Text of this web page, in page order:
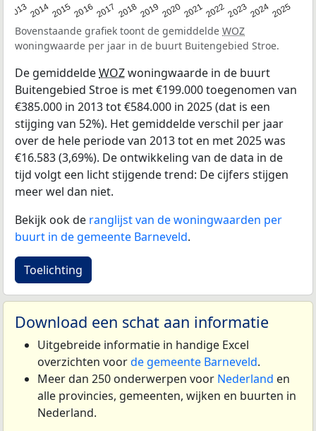
20132014201520162017 20182019 202020212022202320242025
Bovenstaande grafiek toont de gemiddelde WOZ
woningwaarde per jaar in de buurt Buitengebied Stroe.
De gemiddeldeWOZwoningwaarde in de buurt
Buitengebied Stroe is met €199.000 toegenomen van
€385.000 in 2013 tot €584.000 in 2025 (dat is een
stijging van 52%). Het gemiddelde verschil per jaar
over de hele periode van 2013 tot en met 2025 was
€16.583 (3,69%). De ontwikkeling van de data in de
tijd volgt een licht stijgende trend: De cijfers stijgen
meer wel dan niet.
Bekijk ook de ranglijst van de woningwaarden per
buurt in de gemeente Barneveld.
Toelichting
Download een schat aan informatie
Uitgebreide informatie in handige Excel
overzichten voorde gemeente Barneveld.
Meer dan 250 onderwerpen voor Nederland en
alle provincies, gemeenten, wijken en buurten in
Nederland.